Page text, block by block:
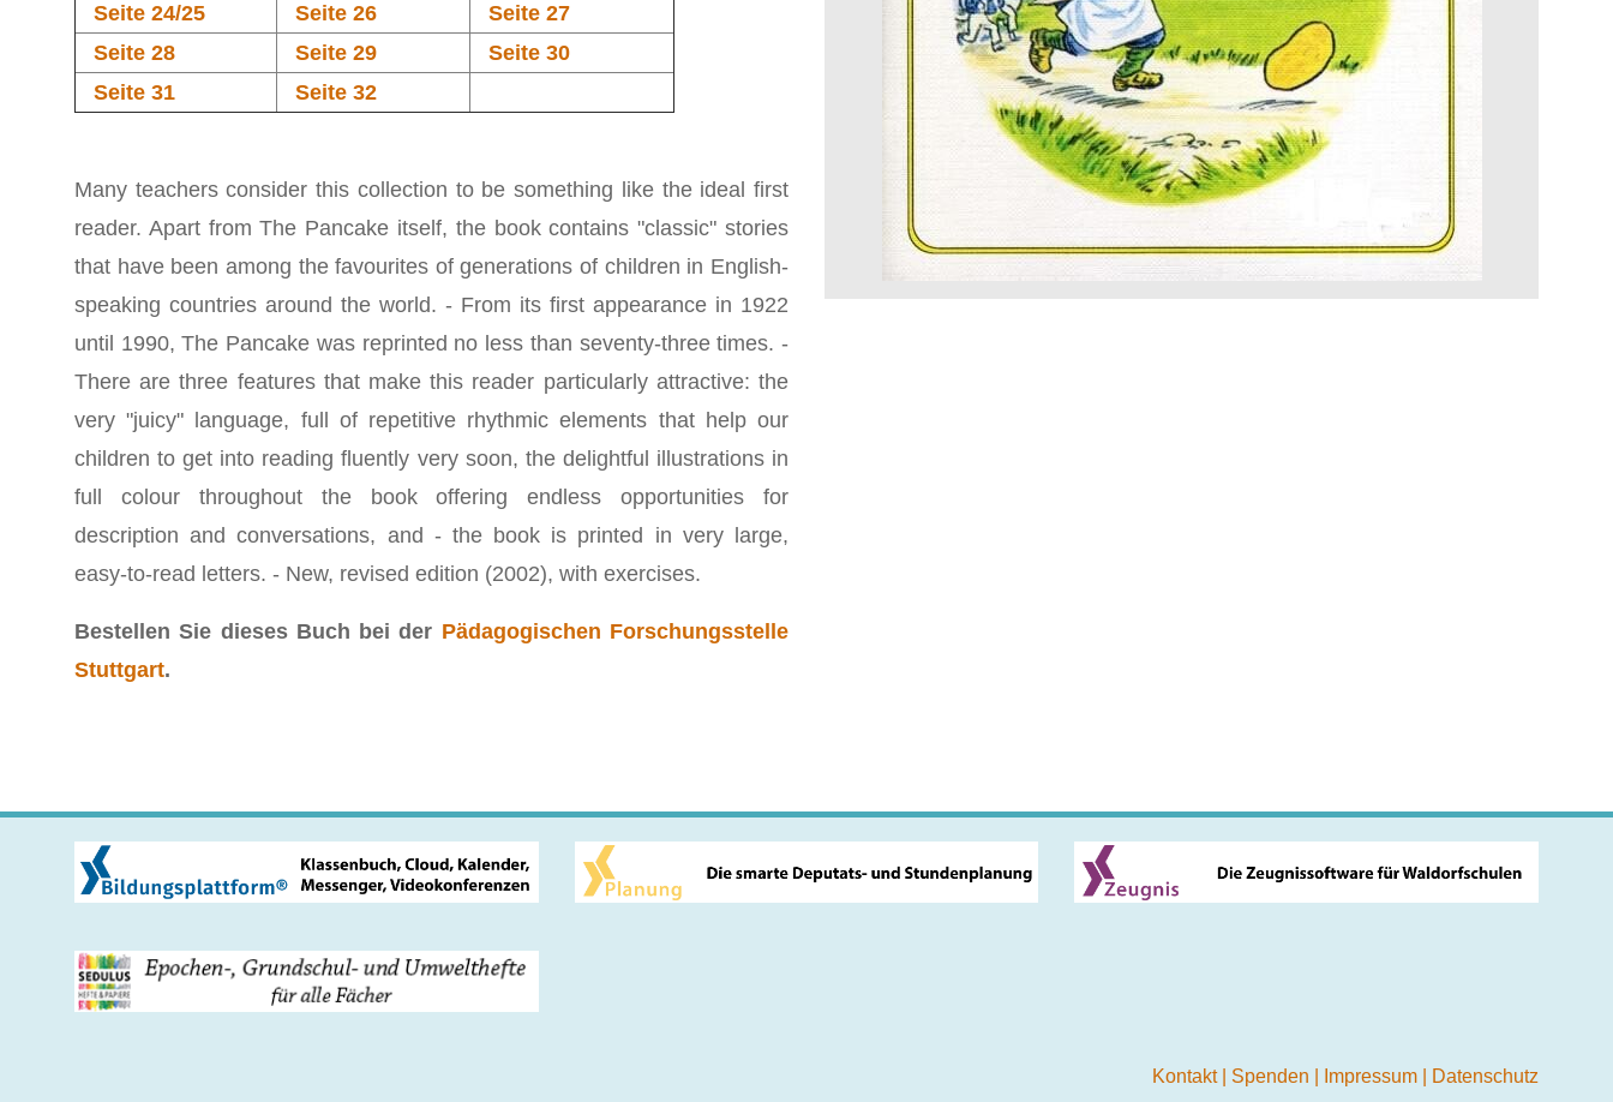
Seite 24/25 Seite 26
Seite 27
Seite 28
Seite 29
Seite 30
Seite 31
Seite 32
Many teachers consider this collection to be something like the ideal first
reader. Apart from The Pancake itself, the book contains "classic" stories
that have been among the favourites of generations of children in English-
speaking countries around the world. - From its first appearance in 1922
until 1990, The Pancake was reprinted no less than seventy-three times. -
There are three features that make this reader particularly attractive: the
very "juicy" language, full of repetitive rhythmic elements that help our
children to get into reading fluently very soon, the delightful illustrations in
full colour throughout the book offering endless opportunities for
description and conversations, and - the book is printed in very large,
easy-to-read letters. - New, revised edition (2002), with exercises.
Bestellen Sie dieses Buch bei der Pädagogischen Forschungsstelle
Stuttgart.
Kontakt Spenden Impressum Datenschutz